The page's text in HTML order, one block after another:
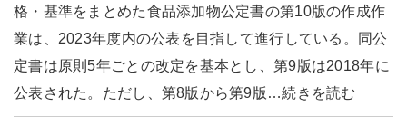
格・基準をまとめた食品添加物公定書の第10版の作成作
業は、2023年度内の公表を目指して進行している。同公
定書は原則5年ごとの改定を基本とし、第9版は2018年に
公表された。ただし、第8版から第9版…続きを読む